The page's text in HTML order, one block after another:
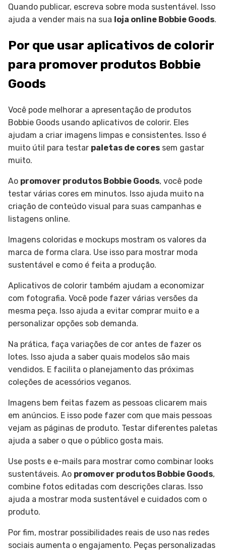
Quando publicar, escreva sobre moda sustentável. Isso
ajuda a vender mais na sua loja online Bobbie Goods.
Por que usar aplicativos de colorir
para promover produtos Bobbie
Goods
Você pode melhorar a apresentação de produtos
Bobbie Goods usando aplicativos de colorir. Eles
ajudam a criar imagens limpas e consistentes. Isso é
muito útil para testar paletas de cores sem gastar
muito.
Ao promover produtos Bobbie Goods, você pode
testar várias cores em minutos. Isso ajuda muito na
criação de conteúdo visual para suas campanhas e
listagens online.
Imagens coloridas e mockups mostram os valores da
marca de forma clara. Use isso para mostrar moda
sustentável e como é feita a produção.
Aplicativos de colorir também ajudam a economizar
com fotografia. Você pode fazer várias versões da
mesma peça. Isso ajuda a evitar comprar muito e a
personalizar opções sob demanda.
Na prática, faça variações de cor antes de fazer os
lotes. Isso ajuda a saber quais modelos são mais
vendidos. E facilita o planejamento das próximas
coleções de acessórios veganos.
Imagens bem feitas fazem as pessoas clicarem mais
em anúncios. E isso pode fazer com que mais pessoas
vejam as páginas de produto. Testar diferentes paletas
ajuda a saber o que o público gosta mais.
Use posts e e-mails para mostrar como combinar looks
sustentáveis. Ao promover produtos Bobbie Goods,
combine fotos editadas com descrições claras. Isso
ajuda a mostrar moda sustentável e cuidados com o
produto.
Por fim, mostrar possibilidades reais de uso nas redes
sociais aumenta o engajamento. Peças personalizadas